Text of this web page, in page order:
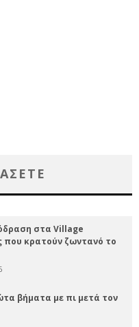
στα Village
που κρατούν ζωντανό το
βήματα με πι μετά τον